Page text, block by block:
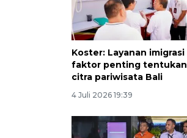
Koster: Layanan imigrasi
faktor penting tentukan
citra pariwisata Bali
4 Juli 2026 19:39